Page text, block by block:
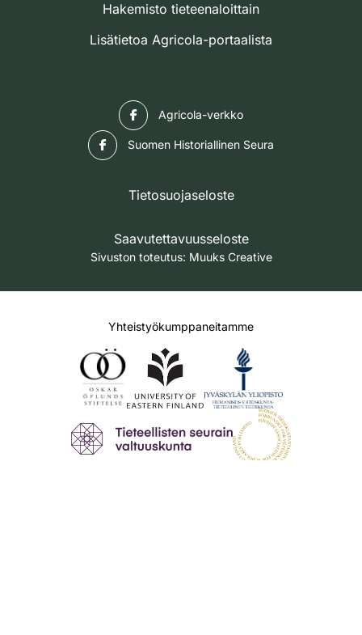
Hakemisto tieteenaloittain
Lisätietoa Agricola-portaalista
Agricola-verkko
Suomen Historiallinen Seura
Tietosuojaseloste
Saavutettavuusseloste
Sivuston toteutus: Muuks Creative
Yhteistyökumppaneitamme